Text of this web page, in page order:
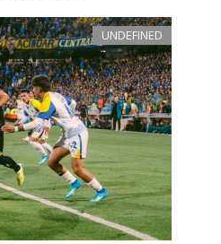
UNDEFINED